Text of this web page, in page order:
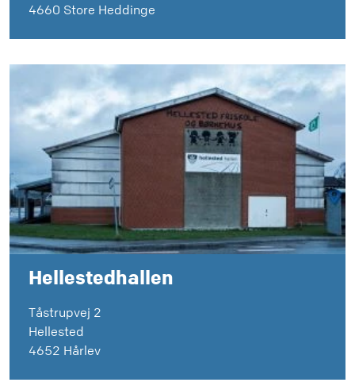
4660 Store Heddinge
Hellestedhallen
Tåstrupvej 2
Hellested
4652 Hårlev